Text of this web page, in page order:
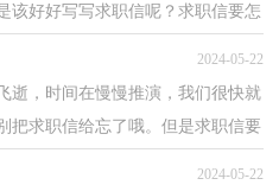
该好好写写求职信呢？求职信要怎
2024-05-22
逝，时间在慢慢推演，我们很快就
把求职信给忘了哦。但是求职信要
2024-05-22